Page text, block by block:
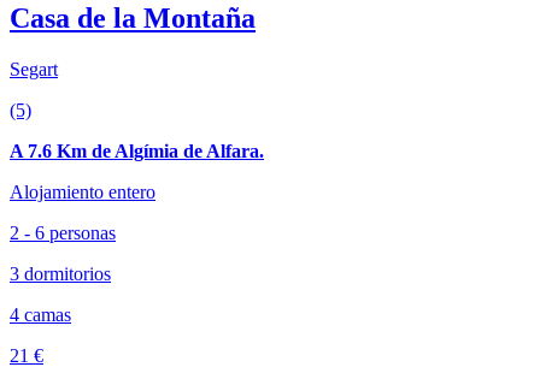
Casa de la Montaña
Segart
(5)
A 7.6 Km de Algímia de Alfara.
Alojamiento entero
2 - 6 personas
3 dormitorios
4 camas
21 €